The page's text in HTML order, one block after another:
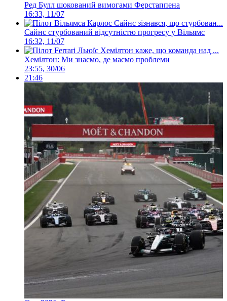
Ред Булл шокований вимогами Ферстаппена
16:33, 11/07
Сайнс стурбований відсутністю прогресу у Вільямс
16:32, 11/07
Хемілтон: Ми знаємо, де маємо проблеми
23:55, 30/06
21:46